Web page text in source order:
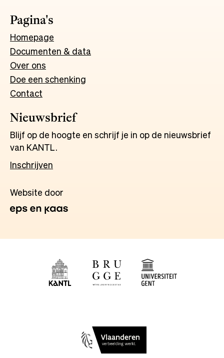
Pagina's
Homepage
Documenten & data
Over ons
Doe een schenking
Contact
Nieuwsbrief
Blijf op de hoogte en schrijf je in op de nieuwsbrief
van KANTL.
Inschrijven
Website door